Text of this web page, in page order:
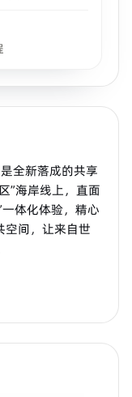
全新落成的共享
”海岸线上，直面
体化体验，精心
空间，让来自世
Road），
选，无论是独自
住短租，都很合